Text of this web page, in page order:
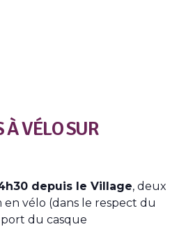
À VÉLO SUR
depuis le Village, deux
en vélo (dans le respect du
du casque